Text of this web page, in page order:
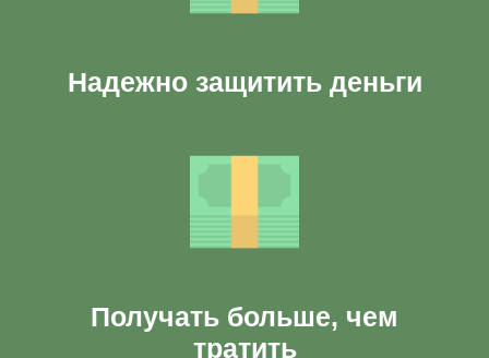
Надежно защитить деньги
Получать больше, чем
тратить